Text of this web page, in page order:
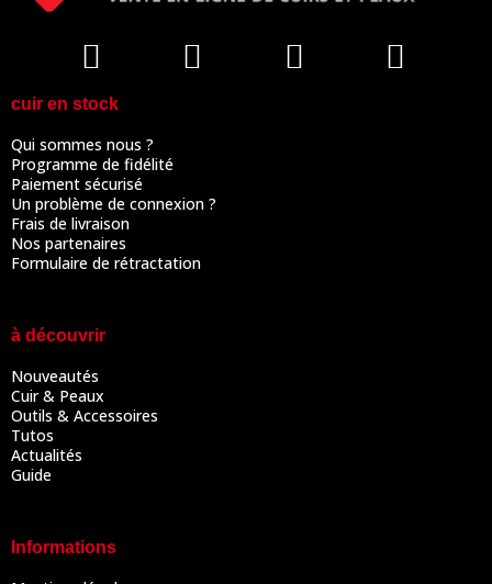
cuir en stock
Qui sommes nous ?
Programme de fidélité
Paiement sécurisé
Un problème de connexion ?
Frais de livraison
Nos partenaires
Formulaire de rétractation
à découvrir
Nouveautés
Cuir & Peaux
Outils & Accessoires
Tutos
Actualités
Guide
Informations